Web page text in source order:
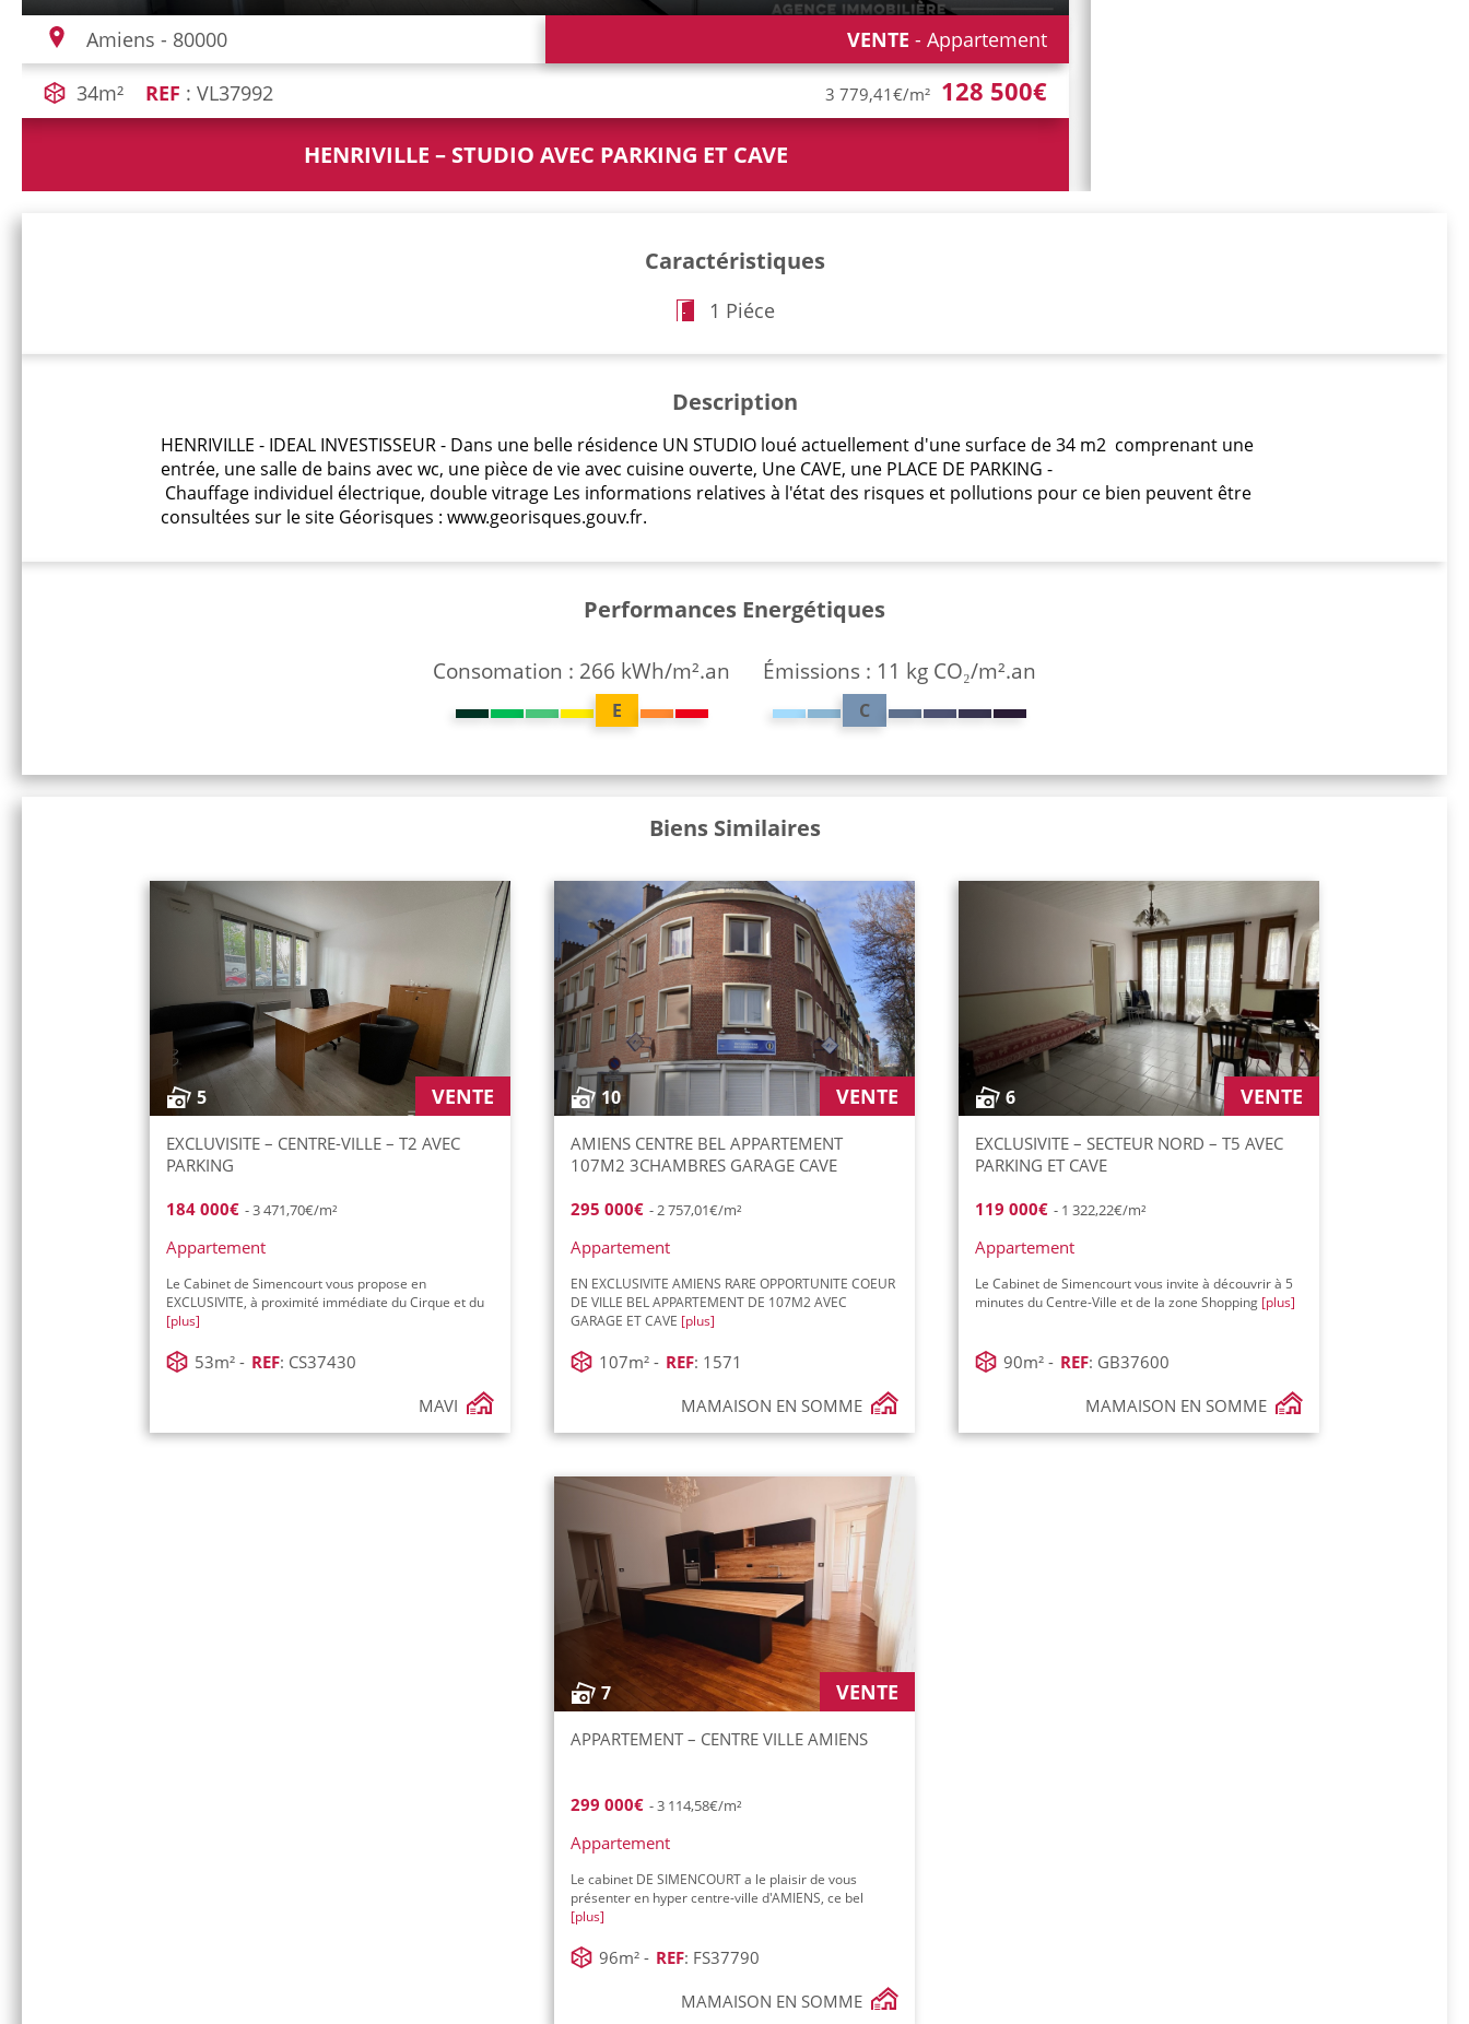
Amiens - 80000 VENTE - Appartement
34m² REF : VL37992 3 779,41€/m² 128 500€
HENRIVILLE – STUDIO AVEC PARKING ET CAVE
Caractéristiques
1 Piéce
Description
HENRIVILLE - IDEAL INVESTISSEUR - Dans une belle résidence UN STUDIO loué actuellement d'une surface de 34 m2 comprenant une
entrée, une salle de bains avec wc, une pièce de vie avec cuisine ouverte, Une CAVE, une PLACE DE PARKING -
Chauffage individuel électrique, double vitrage Les informations relatives à l'état des risques et pollutions pour ce bien peuvent être
consultées sur le site Géorisques : www.georisques.gouv.fr.
Performances Energétiques
Consomation : 266 kWh/m².an
E
Émissions : 11 kg CO₂/m².an
C
Biens Similaires
5 VENTE
EXCLUVISITE – CENTRE-VILLE – T2 AVEC
PARKING
184 000€ - 3 471,70€/m²
Appartement
Le Cabinet de Simencourt vous propose en
EXCLUSIVITE, à proximité immédiate du Cirque et du
[plus]
53m² - REF: CS37430
MAVI
10 VENTE
AMIENS CENTRE BEL APPARTEMENT
107M2 3CHAMBRES GARAGE CAVE
295 000€ - 2 757,01€/m²
Appartement
EN EXCLUSIVITE AMIENS RARE OPPORTUNITE COEUR
DE VILLE BEL APPARTEMENT DE 107M2 AVEC
GARAGE ET CAVE [plus]
107m² - REF: 1571
MAMAISON EN SOMME
6 VENTE
EXCLUSIVITE – SECTEUR NORD – T5 AVEC
PARKING ET CAVE
119 000€ - 1 322,22€/m²
Appartement
Le Cabinet de Simencourt vous invite à découvrir à 5
minutes du Centre-Ville et de la zone Shopping [plus]
90m² - REF: GB37600
MAMAISON EN SOMME
7 VENTE
APPARTEMENT – CENTRE VILLE AMIENS
299 000€ - 3 114,58€/m²
Appartement
Le cabinet DE SIMENCOURT a le plaisir de vous
présenter en hyper centre-ville d'AMIENS, ce bel
[plus]
96m² - REF: FS37790
MAMAISON EN SOMME